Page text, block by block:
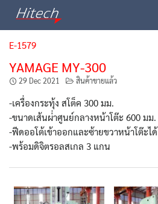
E-1579
YAMAGE MY-300
29 Dec 2021 สินค้าขายแล้ว
-เครื่องกระทุ้ง สโต็ค 300 มม.
-ขนาดเส้นผ่่าศูนย์กลางหน้าโต๊ะ 600 มม.
-ฟีดออโต้เข้าออกและซ้ายขวาหน้าโต๊ะได้
-พร้อมดิจิตรอลสเกล 3 แกน